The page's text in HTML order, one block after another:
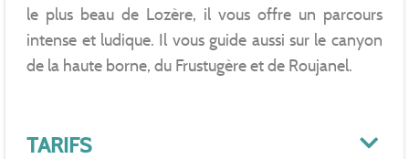
le plus beau de Lozère, il vous offre un parcours
intense et ludique. Il vous guide aussi sur le canyon
de la haute borne, du Frustugère et de Roujanel.
TARIFS